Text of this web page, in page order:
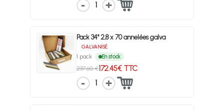
1
Pack 34° 2,8 x 70 annelées galva
GALVANISÉ
1 pack En stock
237.60 €172.45€ TTC
1